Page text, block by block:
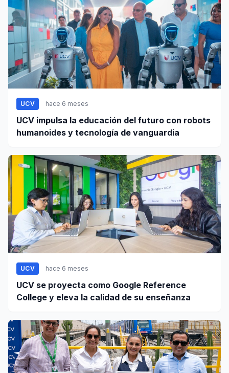
UCV hace 6 meses
UCV impulsa la educación del futuro con robots
humanoides y tecnología de vanguardia
UCV hace 6 meses
UCV se proyecta como Google Reference
College y eleva la calidad de su enseñanza